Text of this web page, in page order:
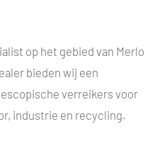
op het gebied van Merlo
bieden wij een
verreikers voor
industrie en recycling.